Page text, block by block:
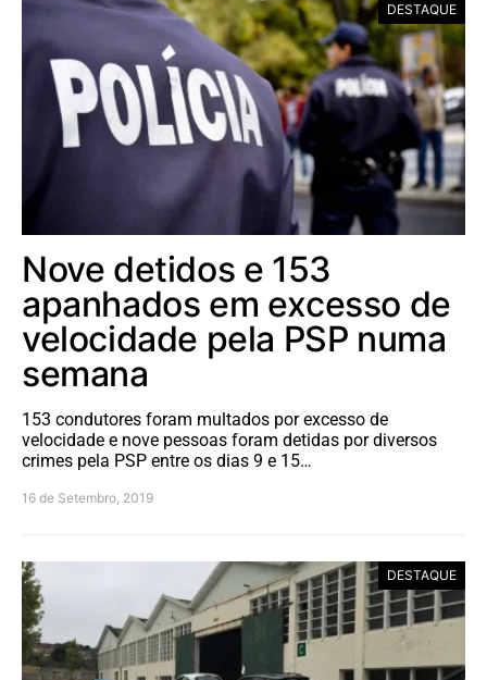
DESTAQUE
Nove detidos e 153
apanhados em excesso de
velocidade pela PSP numa
semana
153 condutores foram multados por excesso de
velocidade e nove pessoas foram detidas por diversos
crimes pela PSP entre os dias 9 e 15…
16 de Setembro, 2019
DESTAQUE